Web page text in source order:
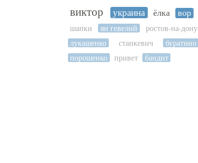
виктор украина ёлка вор
шапки
ян гевелий ростов-на-дону
лукашенко
станкевич буратино
порошенко
привет бандит